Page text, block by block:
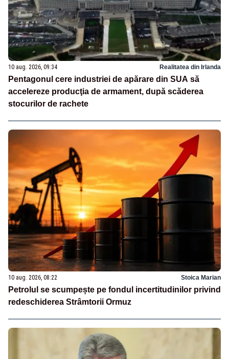
10 aug. 2026, 09:34 Realitatea din Irlanda
Pentagonul cere industriei de apărare din SUA să
accelereze producţia de armament, după scăderea
stocurilor de rachete
10 aug. 2026, 08:22 Stoica Marian
Petrolul se scumpește pe fondul incertitudinilor privind
redeschiderea Strâmtorii Ormuz